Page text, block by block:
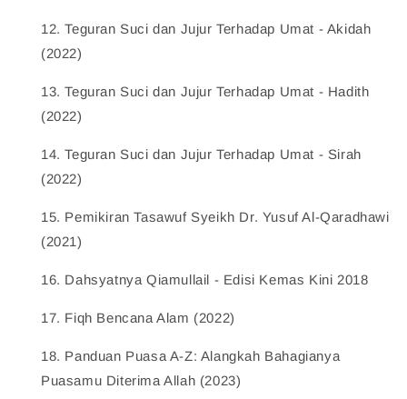
12. Teguran Suci dan Jujur Terhadap Umat - Akidah
(2022)
13. Teguran Suci dan Jujur Terhadap Umat - Hadith
(2022)
14. Teguran Suci dan Jujur Terhadap Umat - Sirah
(2022)
15. Pemikiran Tasawuf Syeikh Dr. Yusuf Al-Qaradhawi
(2021)
16. Dahsyatnya Qiamullail - Edisi Kemas Kini 2018
17. Fiqh Bencana Alam (2022)
18. Panduan Puasa A-Z: Alangkah Bahagianya
Puasamu Diterima Allah (2023)